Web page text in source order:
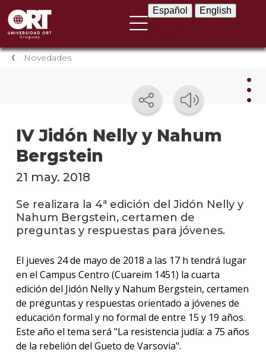
Español English
Novedades
IV Jidón Nelly y Nahum
Bergstein
La
en
los
21 may. 2018
Se realizara la 4ª edición del Jidón Nelly y
Nahum Bergstein, certamen de
preguntas y respuestas para jóvenes.
El jueves 24 de mayo de 2018 a las 17 h tendrá lugar
en el Campus Centro (Cuareim 1451) la cuarta
edición del Jidón Nelly y Nahum Bergstein, certamen
de preguntas y respuestas orientado a jóvenes de
educación formal y no formal de entre 15 y 19 años.
Este año el tema será "La resistencia judía: a 75 años
de la rebelión del Gueto de Varsovia".